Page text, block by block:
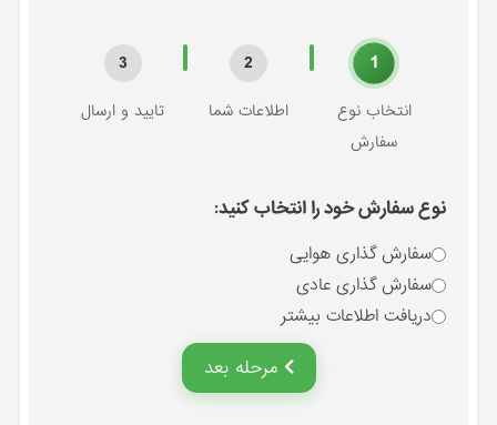
1
انتخاب نوع
سفارش
2
اطلاعات شما
3
تایید و ارسال
نوع سفارش خود را انتخاب کنید:
سفارش گذاری هوایی
سفارش گذاری عادی
دریافت اطلاعات بیشتر
مرحله بعد